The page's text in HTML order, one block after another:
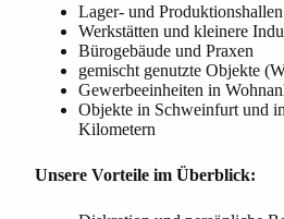
Lager- und Produktionshallen
Werkstätten und kleinere
Bürogebäude und Praxen
gemischt genutzte Objekte
Gewerbeeinheiten in
Objekte in Schweinfurt und
Kilometern
Unsere Vorteile im Überblick: